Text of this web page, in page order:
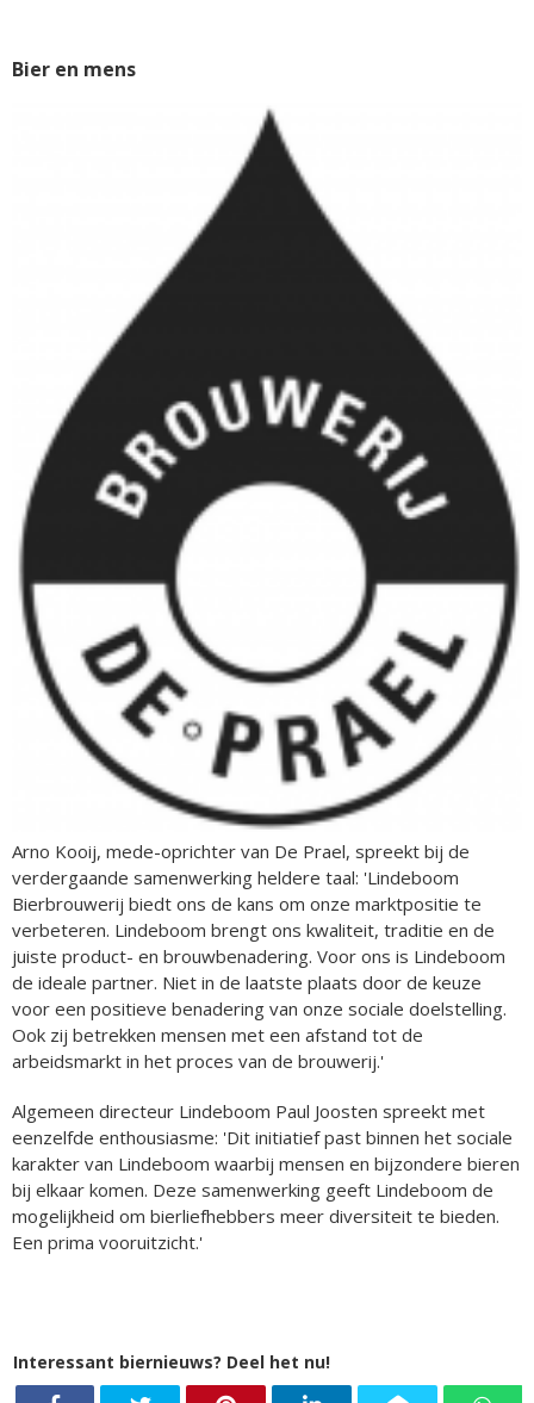
Bier en mens
Arno Kooij, mede-oprichter van De Prael, spreekt bij de
verdergaande samenwerking heldere taal: 'Lindeboom
Bierbrouwerij biedt ons de kans om onze marktpositie te
verbeteren. Lindeboom brengt ons kwaliteit, traditie en de
juiste product- en brouwbenadering. Voor ons is Lindeboom
de ideale partner. Niet in de laatste plaats door de keuze
voor een positieve benadering van onze sociale doelstelling.
Ook zij betrekken mensen met een afstand tot de
arbeidsmarkt in het proces van de brouwerij.'
Algemeen directeur Lindeboom Paul Joosten spreekt met
eenzelfde enthousiasme: 'Dit initiatief past binnen het sociale
karakter van Lindeboom waarbij mensen en bijzondere bieren
bij elkaar komen. Deze samenwerking geeft Lindeboom de
mogelijkheid om bierliefhebbers meer diversiteit te bieden.
Een prima vooruitzicht.'
Interessant biernieuws? Deel het nu!